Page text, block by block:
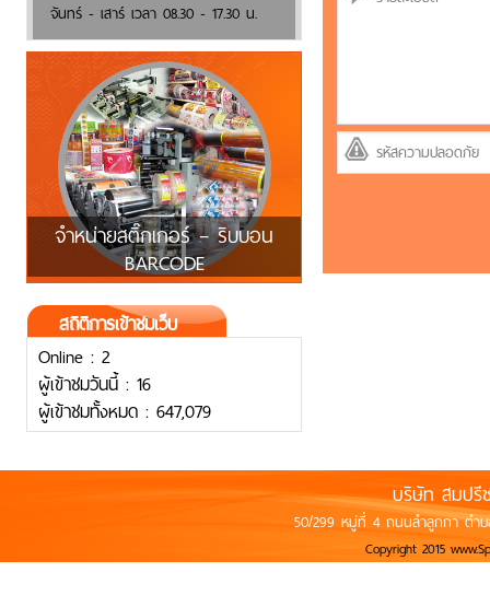
จันทร์ - เสาร์ เวลา 08.30 - 17.30 น.
จำหน่ายสติ๊กเกอร์ – ริบบอน
BARCODE
สถิติการเข้าชมเว็บ
Online : 2
ผู้เข้าชมวันนี้ : 16
ผู้เข้าชมทั้งหมด : 647,079
บริษัท สมปรี
50/299 หมู่ที่ 4 ถนนลำลูกกา ตำบ
Copyright 2015